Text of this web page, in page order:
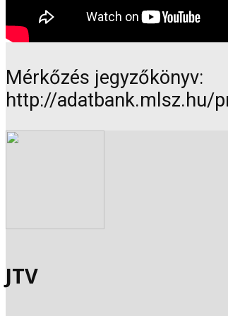
Mérkőzés jegyzőkönyv:
http://adatbank.mlsz.hu/
JTV